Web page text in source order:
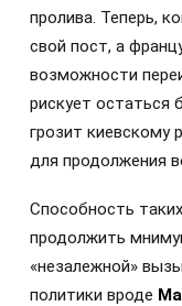
пролива. Теперь,
свой пост, а
возможности
рискует остаться
грозит киевскому
для продолжения
Способность
продолжить
«незалежной»
политики вроде